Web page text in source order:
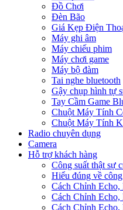
Đồ Chơi
Đèn Bão
Giá Kẹp Điện
Máy ghi âm
Máy chiếu phim
Máy chơi game
Máy bộ đàm
Tai nghe bluetooth
Gậy chụp hình tự
Tay Cầm Game
Chuột Máy Tính
Chuột Máy Tính
Radio chuyên dụng
Camera
Hỗ trợ khách hàng
Công suất thật sự
Hiểu đúng về
Cách Chỉnh Echo,
Cách Chỉnh Echo,
Cách Chỉnh Echo,